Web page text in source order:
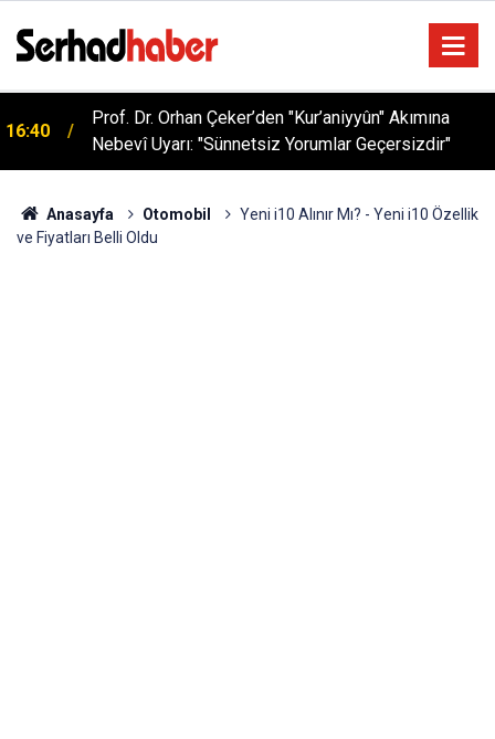
05:57
Sağlıklı Beslenmede Yeni Trend: Düşük Kalorili
Multi-Fiber İçecek Tozu
Anasayfa Otomobil
Yeni i10 Alınır Mı? - Yeni i10 Özellik
ve Fiyatları Belli Oldu